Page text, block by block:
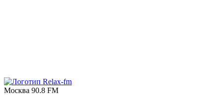
Москва 90.8 FM